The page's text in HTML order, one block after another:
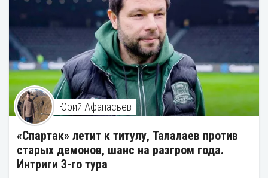
Юрий Афанасьев
«Спартак» летит к титулу, Талалаев против
старых демонов, шанс на разгром года.
Интриги 3-го тура